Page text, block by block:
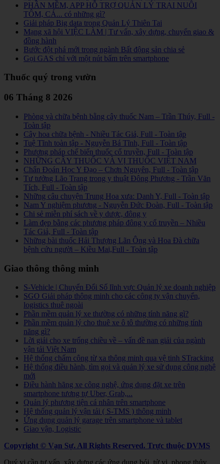
PHẦN MỀM, APP HỖ TRỢ QUẢN LÝ TRẠI NUÔI
TÔM, CÁ... có những gì?
Giải pháp Big data trong Quản Lý Thiên Tai
Mạng xã hội VIỆC LÀM | Tư vấn, xây dựng, chuyển giao &
đồng hành
Bước đột phá mới trong ngành Bất động sản chia sẻ
Gọi GAS chỉ với một nút bấm trên smartphone
Thuốc quý trong vườn
06 Tháng 8 2026
Phòng và chữa bệnh bằng cây thuốc Nam – Trần Thúy, Full -
Toàn tập
Cây hoa chữa bệnh - Nhiều Tác Giả, Full - Toàn tập
Tuệ Tĩnh toàn tập - Nguyễn Bá Tĩnh, Full - Toàn tập
Phương pháp chế biến thuốc cổ truyền, Full - Toàn tập
NHỮNG CÂY THUỐC VÀ VỊ THUỐC VIỆT NAM
Chẩn Đoán Học Y Đạo – Chơn Nguyên, Full - Toàn tập
Tư tưởng Lão Trang trong y thuật Đông Phương - Trần Văn
Tích, Full - Toàn tập
Những câu chuyện Trung Hoa xưa: Danh Y, Full - Toàn tập
Nam Y nghiệm phương - Nguyễn Đức Đoàn, Full - Toàn tập
Chi sẻ miễn phí sách về y dược, đông y
Làm đẹp bằng các phương pháp đông y cổ truyền – Nhiều
Tác Giả, Full - Toàn tập
Những bài thuốc Hải Thượng Lãn Ông và Hoa Đà chữa
bệnh cứu người – Kiều Mai,Full - Toàn tập
Giao thông thông minh
S-Vehicle | Chuyển Đổi Số lĩnh vực Quản lý xe doanh nghiệp
SGO Giải pháp thông minh cho các công ty vận chuyển,
logistics thuê ngoài
Phần mềm quản lý xe thường có những tính năng gì?
Phần mềm quản lý cho thuê xe ô tô thường có những tính
năng gì?
Lời giải cho xe trống chiều về – vấn đề nan giải của ngành
vận tải Việt Nam
Hệ thống chấm công từ xa thông minh qua vệ tinh STracking
Hệ thống điều hành, tìm gọi và quản lý xe sử dụng công nghệ
mới
Điều hành hãng xe công nghệ, ứng dụng đặt xe trên
smartphone tương tự Uber, Grab,...
Quản lý phương tiện cá nhân trên smartphone
Hệ thống quản lý vận tải ( S-TMS ) thông minh
Ứng dụng quản lý garage trên smartphone và tablet
Giao vận, Logistic
Copyright © Vạn Sự. All Rights Reserved. Trực thuộc DVMS